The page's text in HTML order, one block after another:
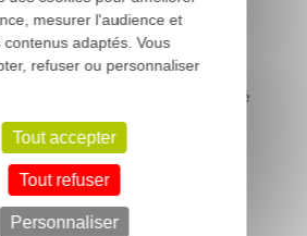
côté conducteur. côté
rappels de clignotants
3 places. assise fixe.
bloc
mesurer l'audience et
adaptés. Vous
refuser ou personnaliser
Tout accepter
Tout refuser
Personnaliser